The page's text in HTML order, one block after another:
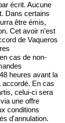
écrit. Aucune
Dans certains
être émis,
Cet avoir n’est
de Vaqueros
cas de non-
heures avant la
accordé. En cas
celui-ci sera
une offre
conditions
d'annulation.